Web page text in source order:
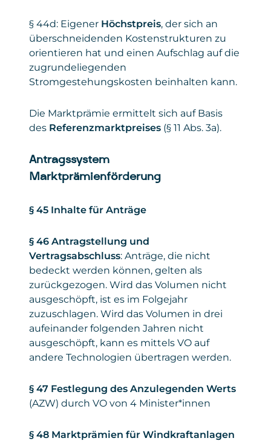
§ 44d: Eigener Höchstpreis, der sich an
überschneidenden Kostenstrukturen zu
orientieren hat und einen Aufschlag auf die
zugrundeliegenden
Stromgestehungskosten beinhalten kann.
Die Marktprämie ermittelt sich auf Basis
des Referenzmarktpreises (§ 11 Abs. 3a).
Antragssystem
Marktprämienförderung
§ 45 Inhalte für Anträge
§ 46 Antragstellung und
Vertragsabschluss: Anträge, die nicht
bedeckt werden können, gelten als
zurückgezogen. Wird das Volumen nicht
ausgeschöpft, ist es im Folgejahr
zuzuschlagen. Wird das Volumen in drei
aufeinander folgenden Jahren nicht
ausgeschöpft, kann es mittels VO auf
andere Technologien übertragen werden.
§ 47 Festlegung des Anzulegenden Werts
(AZW) durch VO von 4 Minister*innen
§ 48 Marktprämien für Windkraftanlagen